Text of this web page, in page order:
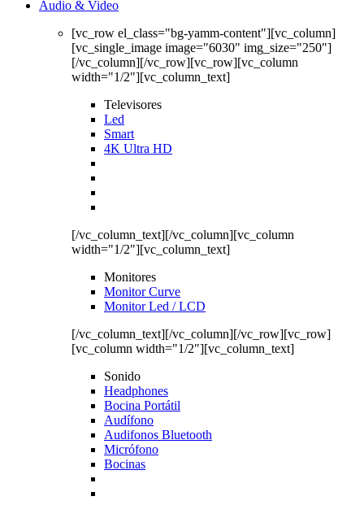
Audio & Video
[vc_row el_class="bg-yamm-content"][vc_column]
[vc_single_image image="6030" img_size="250"]
[/vc_column][/vc_row][vc_row][vc_column
width="1/2"][vc_column_text]
Televisores
Led
Smart
4K Ultra HD
[/vc_column_text][/vc_column][vc_column
width="1/2"][vc_column_text]
Monitores
Monitor Curve
Monitor Led / LCD
[/vc_column_text][/vc_column][/vc_row][vc_row]
[vc_column width="1/2"][vc_column_text]
Sonido
Headphones
Bocina Portátil
Audífono
Audifonos Bluetooth
Micrófono
Bocinas